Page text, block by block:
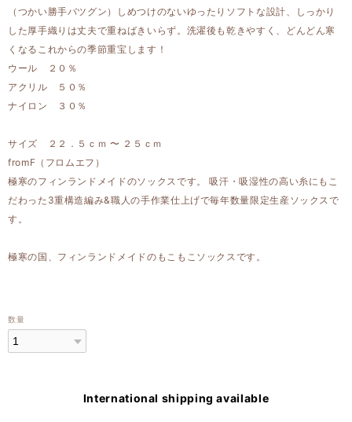
（つかい勝手バツグン）しめつけのないゆったりソフトな設計、しっかり
した厚手織りは丈夫で重ねばきいらず。洗濯後も乾きやすく、どんどん寒
くなるこれからの季節重宝します！
ウール ２０％
アクリル ５０％
ナイロン ３０％
サイズ ２２．５ｃｍ 〜 ２５ｃｍ
fromF（フロムエフ）
極寒のフィンランドメイドのソックスです。 吸汗・吸湿性の高い糸にもこ
だわった3重構造編み&職人の手作業仕上げで毎年数量限定生産ソックスで
す。
極寒の国、フィンランドメイドのもこもこソックスです。
数量
International shipping available